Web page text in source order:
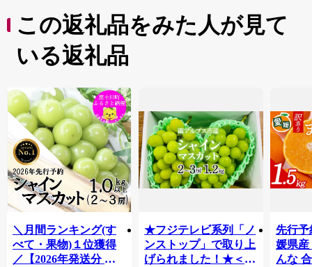
この返礼品をみた人が見て
いる返礼品
＼月間ランキング(す
べて・果物)１位獲得
／【2026年発送分 先
★フジテレビ系列「ノ
ンストップ」で取り上
げられました！★＜
先行予
媛県産
んな